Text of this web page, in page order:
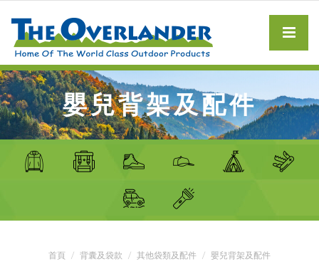
嬰兒背架及配件
首頁 背囊及袋款 其他袋類及配件 嬰兒背架及配件